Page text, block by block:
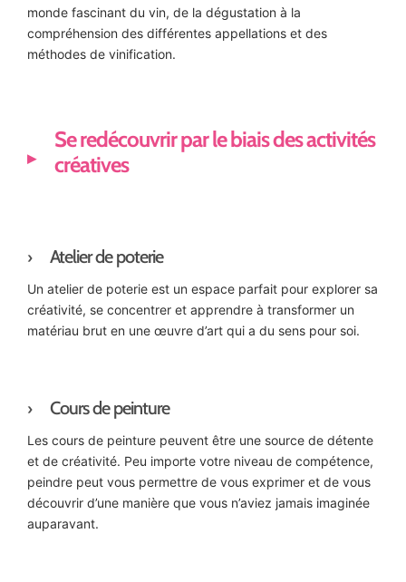
monde fascinant du vin, de la dégustation à la
compréhension des différentes appellations et des
méthodes de vinification.
Se redécouvrir par le biais des activités
créatives
Atelier de poterie
Un atelier de poterie est un espace parfait pour explorer sa
créativité, se concentrer et apprendre à transformer un
matériau brut en une œuvre d’art qui a du sens pour soi.
Cours de peinture
Les cours de peinture peuvent être une source de détente
et de créativité. Peu importe votre niveau de compétence,
peindre peut vous permettre de vous exprimer et de vous
découvrir d’une manière que vous n’aviez jamais imaginée
auparavant.